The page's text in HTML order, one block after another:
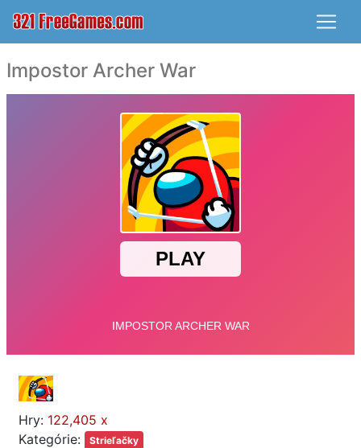
Impostor Archer War
Hry: 122,405 x
Kategórie:
Strieľačky